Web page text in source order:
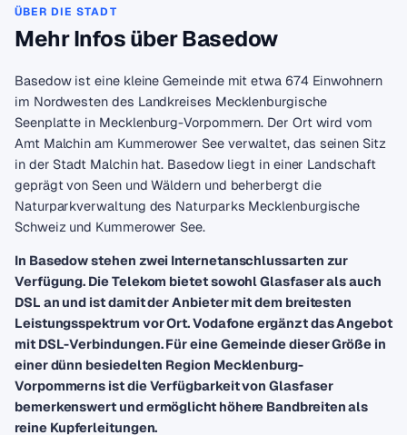
ÜBER DIE STADT
Mehr Infos über Basedow
Basedow ist eine kleine Gemeinde mit etwa 674 Einwohnern
im Nordwesten des Landkreises Mecklenburgische
Seenplatte in Mecklenburg-Vorpommern. Der Ort wird vom
Amt Malchin am Kummerower See verwaltet, das seinen Sitz
in der Stadt Malchin hat. Basedow liegt in einer Landschaft
geprägt von Seen und Wäldern und beherbergt die
Naturparkverwaltung des Naturparks Mecklenburgische
Schweiz und Kummerower See.
In Basedow stehen zwei Internetanschlussarten zur
Verfügung. Die Telekom bietet sowohl Glasfaser als auch
DSL an und ist damit der Anbieter mit dem breitesten
Leistungsspektrum vor Ort. Vodafone ergänzt das Angebot
mit DSL-Verbindungen. Für eine Gemeinde dieser Größe in
einer dünn besiedelten Region Mecklenburg-
Vorpommerns ist die Verfügbarkeit von Glasfaser
bemerkenswert und ermöglicht höhere Bandbreiten als
reine Kupferleitungen.